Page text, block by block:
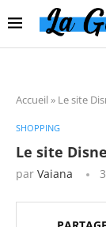
Accueil » Le site
SHOPPING
Le site
par Vaiana